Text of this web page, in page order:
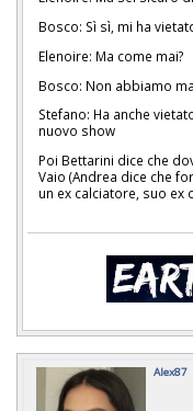
Bosco: Sì sì, mi ha
Elenoire: Ma come mai?
Bosco: Non abbiamo
Stefano: Ha anche
nuovo show
Poi Bettarini dice che
Vaio (Andrea dice che
un ex calciatore, suo ex
Alex87